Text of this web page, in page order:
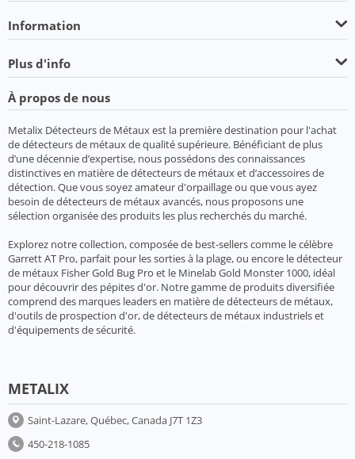
Information
Plus d'info
À propos de nous
Metalix Détecteurs de Métaux est la première destination pour l'achat
de détecteurs de métaux de qualité supérieure. Bénéficiant de plus
d’une décennie d’expertise, nous possédons des connaissances
distinctives en matière de détecteurs de métaux et d’accessoires de
détection. Que vous soyez amateur d'orpaillage ou que vous ayez
besoin de détecteurs de métaux avancés, nous proposons une
sélection organisée des produits les plus recherchés du marché.
Explorez notre collection, composée de best-sellers comme le célèbre
Garrett AT Pro, parfait pour les sorties à la plage, ou encore le détecteur
de métaux Fisher Gold Bug Pro et le Minelab Gold Monster 1000, idéal
pour découvrir des pépites d'or. Notre gamme de produits diversifiée
comprend des marques leaders en matière de détecteurs de métaux,
d'outils de prospection d'or, de détecteurs de métaux industriels et
d'équipements de sécurité.
METALIX
Saint-Lazare, Québec, Canada J7T 1Z3
450-218-1085